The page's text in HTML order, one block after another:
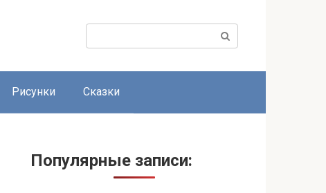
Поиск:
Рисунки Сказки
Популярные записи: